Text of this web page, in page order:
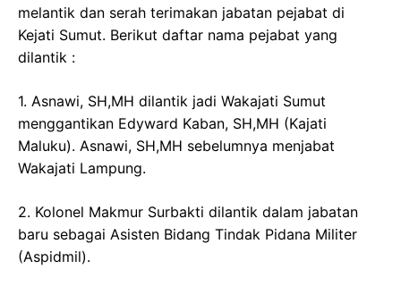
melantik dan serah terimakan jabatan pejabat di
Kejati Sumut. Berikut daftar nama pejabat yang
dilantik :
1. Asnawi, SH,MH dilantik jadi Wakajati Sumut
menggantikan Edyward Kaban, SH,MH (Kajati
Maluku). Asnawi, SH,MH sebelumnya menjabat
Wakajati Lampung.
2. Kolonel Makmur Surbakti dilantik dalam jabatan
baru sebagai Asisten Bidang Tindak Pidana Militer
(Aspidmil).